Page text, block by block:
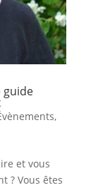
guide
,
et vous
? Vous êtes